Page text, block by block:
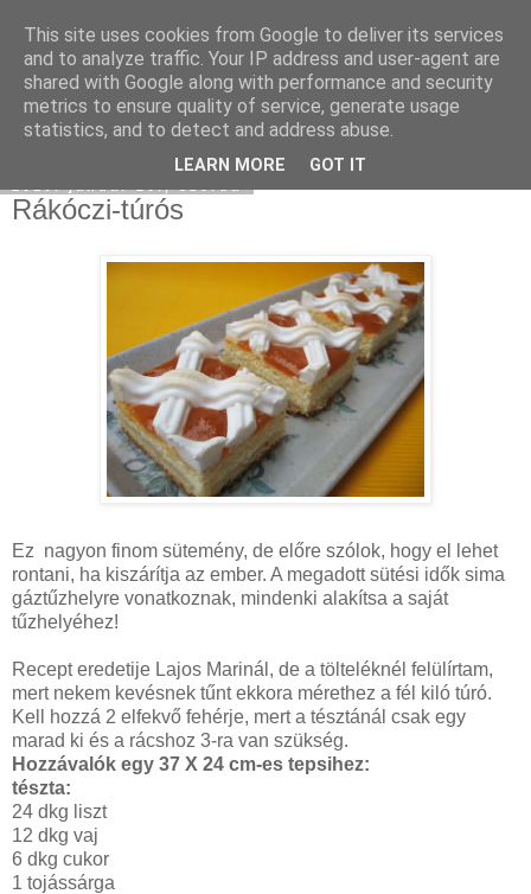
Moha Konyha
Rákóczi-túrós
Ez nagyon finom sütemény, de előre szólok, hogy el lehet
rontani, ha kiszárítja az ember. A megadott sütési idők sima
gáztűzhelyre vonatkoznak, mindenki alakítsa a saját
tűzhelyéhez!
Recept eredetije Lajos Marinál, de a tölteléknél felülírtam,
mert nekem kevésnek tűnt ekkora mérethez a fél kiló túró.
Kell hozzá 2 elfekvő fehérje, mert a tésztánál csak egy
marad ki és a rácshoz 3-ra van szükség.
Hozzávalók egy 37 X 24 cm-es tepsihez:
tészta:
24 dkg liszt
12 dkg vaj
6 dkg cukor
1 tojássárga
This site uses cookies from Google to deliver its services
and to analyze traffic. Your IP address and user-agent are
shared with Google along with performance and security
metrics to ensure quality of service, generate usage
statistics, and to detect and address abuse.
LEARN MORE GOT IT